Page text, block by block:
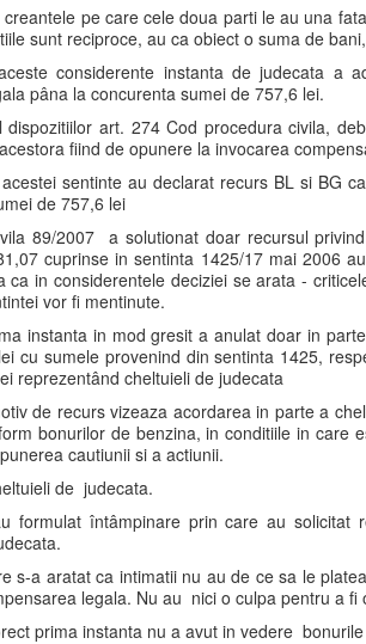
creantele pe care cele doua parti le au una
sunt reciproce, au ca obiect o suma de
considerente instanta de judecata a
pâna la concurenta sumei de 757,6 lei.
dispozitiilor art. 274 Cod procedura civila,
fiind de opunere la invocarea
sentinte au declarat recurs BL si BG
de 757,6 lei
89/2007 a solutionat doar recursul
cuprinse in sentinta 1425/17 mai 2006
ca in considerentele deciziei se arata -
vor fi mentinute.
instanta in mod gresit a anulat doar in
cu sumele provenind din sentinta 1425,
reprezentând cheltuieli de judecata
de recurs vizeaza acordarea in parte a
bonurilor de benzina, in conditiile in
cautiunii si a actiunii.
de judecata.
formulat întâmpinare prin care au solicitat
s-a aratat ca intimatii nu au de ce sa le
legala. Nu au nici o culpa pentru a fi
prima instanta nu a avut in vedere